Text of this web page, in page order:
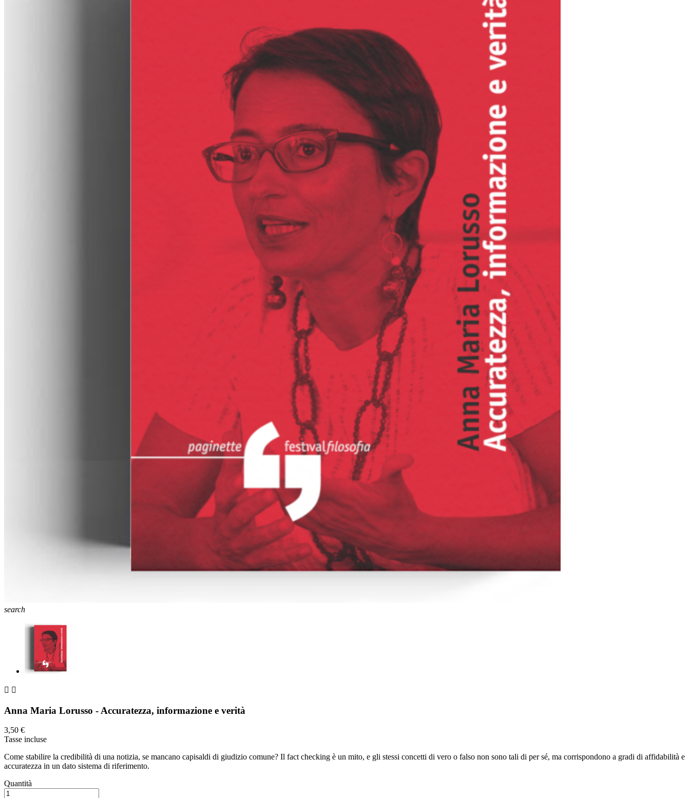
search
 
Anna Maria Lorusso - Accuratezza, informazione e verità
3,50 €
Tasse incluse
Come stabilire la credibilità di una notizia, se mancano capisaldi di giudizio comune? Il fact checking è un mito, e gli stessi concetti di vero o falso non sono tali di per sé, ma corrispondono a gradi di affidabilità e
accuratezza in un dato sistema di riferimento.
Quantità